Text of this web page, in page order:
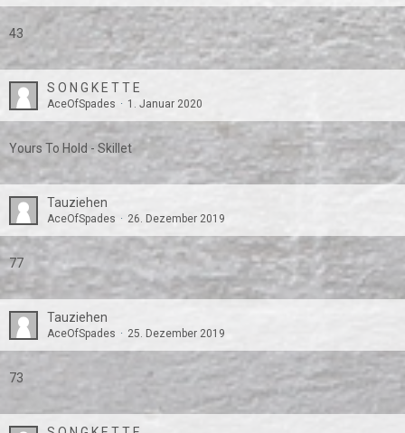
43
S O N G K E T T E
AceOfSpades 1. Januar 2020
Yours To Hold - Skillet
Tauziehen
AceOfSpades 26. Dezember 2019
77
Tauziehen
AceOfSpades 25. Dezember 2019
73